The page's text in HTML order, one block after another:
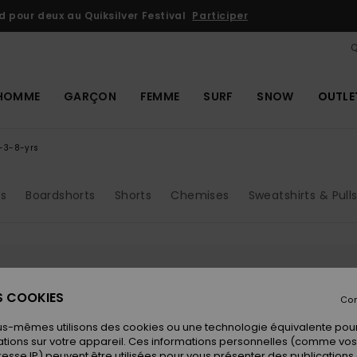
FREEDOM BENEFITS Livraison et retour gratuits
GARÇON FEMME SURF SNOW
3-8-yrs
Boardshorts Shorts Chemises Sweatshirts & Pulls
produits seront bientôt de
COOKIES
mêmes utilisons des cookies ou une technologie équivalente
sur votre appareil. Ces informations personnelles (comme